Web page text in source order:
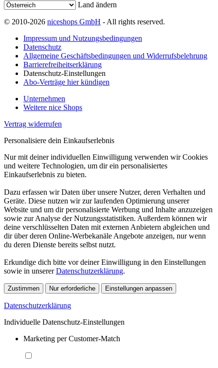
Land ändern
© 2010-2026 niceshops GmbH - All rights reserved.
Impressum und Nutzungsbedingungen
Datenschutz
Allgemeine Geschäftsbedingungen und Widerrufsbelehrung
Barrierefreiheitserklärung
Datenschutz-Einstellungen
Abo-Verträge hier kündigen
Unternehmen
Weitere nice Shops
Vertrag widerrufen
Personalisiere dein Einkaufserlebnis
Nur mit deiner individuellen Einwilligung verwenden wir Cookies
und weitere Technologien, um dir ein personalisiertes
Einkaufserlebnis zu bieten.
Dazu erfassen wir Daten über unsere Nutzer, deren Verhalten und
Geräte. Diese nutzen wir zur laufenden Optimierung unserer
Website und um dir personalisierte Werbung und Inhalte anzuzeigen
sowie zur Analyse der Nutzungsstatistiken. Außerdem können wir
deine verschlüsselten Daten mit externen Anbietern abgleichen und
dir über deren Online-Werbekanäle Angebote anzeigen, nur wenn
du deren Dienste bereits selbst nutzt.
Erkundige dich bitte vor deiner Einwilligung in den Einstellungen
sowie in unsererDatenschutzerklärung.
Zustimmen Nur erforderliche Einstellungen anpassen
Datenschutzerklärung
Individuelle Datenschutz-Einstellungen
Marketing per Customer-Match